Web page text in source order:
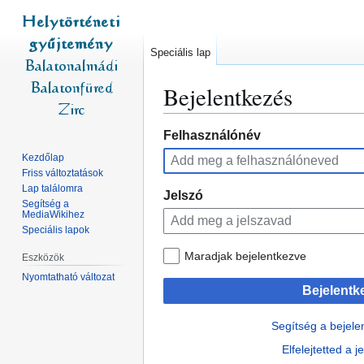
Bejelentkezés
Ugrás
a
navigációhoz
Ugrás
a
kereséshez
Felhasználónév
Jelszó
Maradjak bejelentkezve
Segítség a
Elfelejtetted a
Speciális lap
Kezdőlap
Friss változtatások
Lap találomra
Segítség a
MediaWikihez
Speciális lapok
Eszközök
Nyomtatható változat